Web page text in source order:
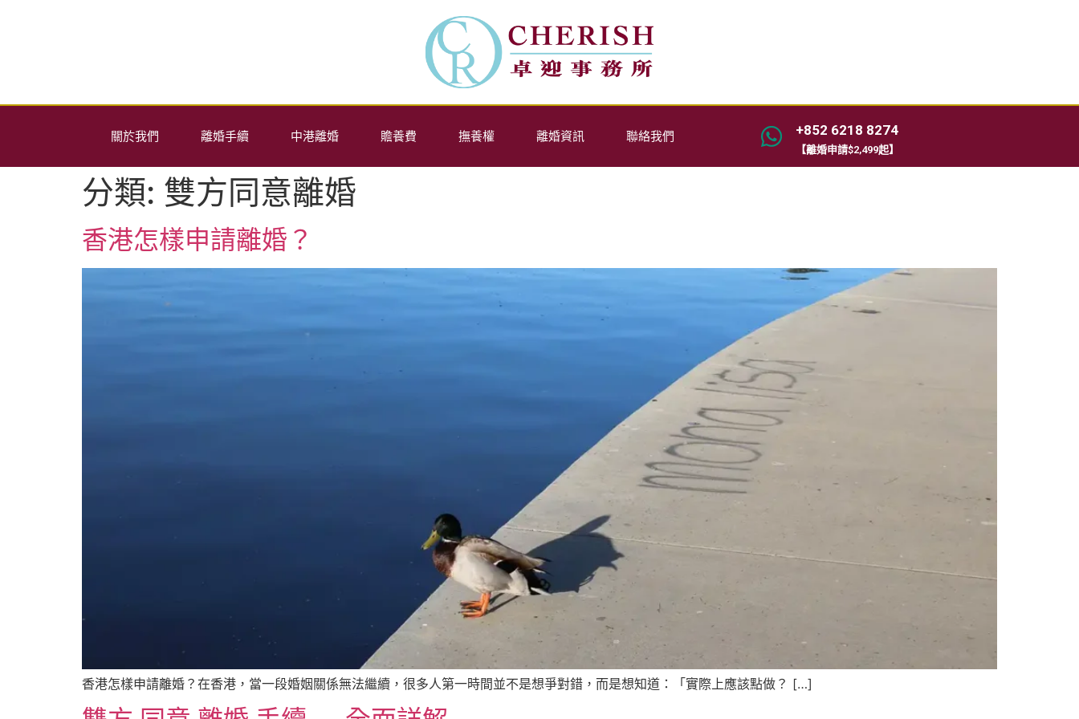
關於我們 離婚手續 中港離婚 贍養費 撫養權 離婚資訊 聯絡我們 +852 6218 8274
【離婚申請$2,499起】
分類: 雙方同意離婚
香港怎樣申請離婚？
香港怎樣申請離婚？在香港，當一段婚姻關係無法繼續，很多人第一時間並不是想爭對錯，而是想知道：「實際上應該點做？ […]